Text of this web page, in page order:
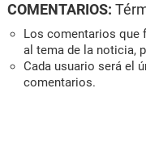
COMENTARIOS:
Los comentarios que
al tema de la noticia,
Cada usuario será el
comentarios.